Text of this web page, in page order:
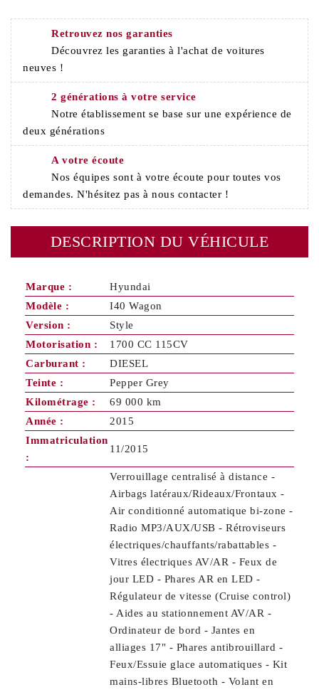
Retrouvez nos garanties
Découvrez les garanties à l'achat de voitures
neuves !
2 générations à votre service
Notre établissement se base sur une expérience de
deux générations
A votre écoute
Nos équipes sont à votre écoute pour toutes vos
demandes. N'hésitez pas à nous contacter !
DESCRIPTION DU VÉHICULE
Marque :
Hyundai
Modèle :
I40 Wagon
Version :
Style
Motorisation :
1700 CC 115CV
Carburant :
DIESEL
Teinte :
Pepper Grey
Kilométrage :
69 000 km
Année :
2015
Immatriculation
:
11/2015
Verrouillage centralisé à distance -
Airbags latéraux/Rideaux/Frontaux -
Air conditionné automatique bi-zone -
Radio MP3/AUX/USB - Rétroviseurs
électriques/chauffants/rabattables -
Vitres électriques AV/AR - Feux de
jour LED - Phares AR en LED -
Régulateur de vitesse (Cruise control)
- Aides au stationnement AV/AR -
Ordinateur de bord - Jantes en
alliages 17" - Phares antibrouillard -
Feux/Essuie glace automatiques - Kit
mains-libres Bluetooth - Volant en